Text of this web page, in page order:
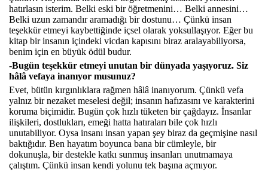
hatırlasın isterim. Belki eski bir öğretmenini… Belki annesini…
Belki uzun zamandır aramadığı bir dostunu… Çünkü insan
teşekkür etmeyi kaybettiğinde içsel olarak yoksullaşıyor. Eğer bu
kitap bir insanın içindeki vicdan kapısını biraz aralayabiliyorsa,
benim için en büyük ödül budur.
-Bugün teşekkür etmeyi unutan bir dünyada yaşıyoruz. Siz
hâlâ vefaya inanıyor musunuz?
Evet, bütün kırgınlıklara rağmen hâlâ inanıyorum. Çünkü vefa
yalnız bir nezaket meselesi değil; insanın hafızasını ve karakterini
koruma biçimidir. Bugün çok hızlı tüketen bir çağdayız. İnsanlar
ilişkileri, dostlukları, emeği hatta hatıraları bile çok hızlı
unutabiliyor. Oysa insanı insan yapan şey biraz da geçmişine nasıl
baktığıdır. Ben hayatım boyunca bana bir cümleyle, bir
dokunuşla, bir destekle katkı sunmuş insanları unutmamaya
çalıştım. Çünkü insan kendi yolunu tek başına açmıyor.